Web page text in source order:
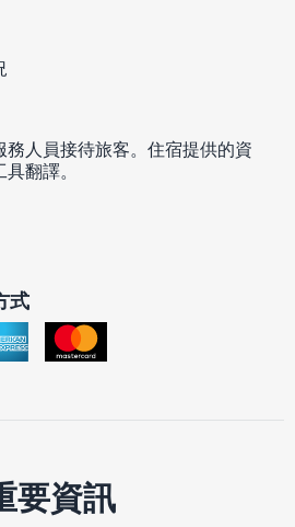
人員接待旅客。住宿提供的資
翻譯。
式
要資訊